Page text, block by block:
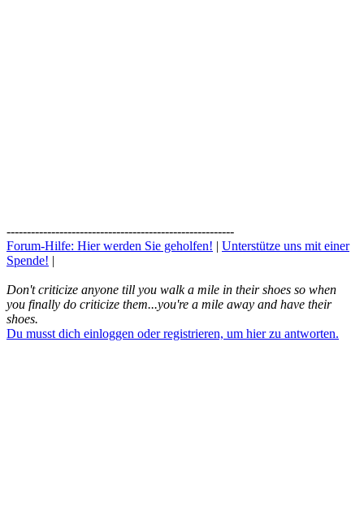
--------------------------------------------------------
Forum-Hilfe: Hier werden Sie geholfen!
Unterstütze uns mit einer
Spende!
Don't criticize anyone till you walk a mile in their shoes so when
you finally do criticize them...you're a mile away and have their
shoes.
Du musst dich einloggen oder registrieren, um hier zu antworten.